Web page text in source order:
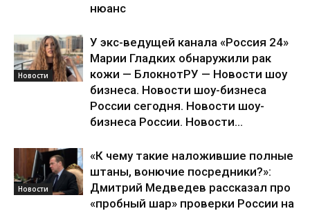
нюанс
Новости
У экс-ведущей канала «Россия 24»
Марии Гладких обнаружили рак
кожи — БлокнотРУ — Новости шоу
бизнеса. Новости шоу-бизнеса
России сегодня. Новости шоу-
бизнеса России. Новости...
Новости
«К чему такие наложившие полные
штаны, вонючие посредники?»:
Дмитрий Медведев рассказал про
«пробный шар» проверки России на